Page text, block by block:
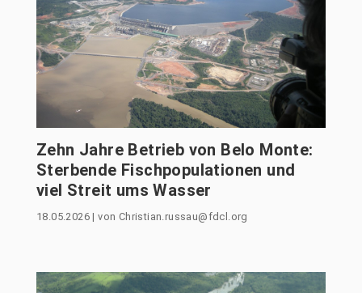
Zehn Jahre Betrieb von Belo Monte:
Sterbende Fischpopulationen und
viel Streit ums Wasser
18.05.2026|von Christian.russau@fdcl.org